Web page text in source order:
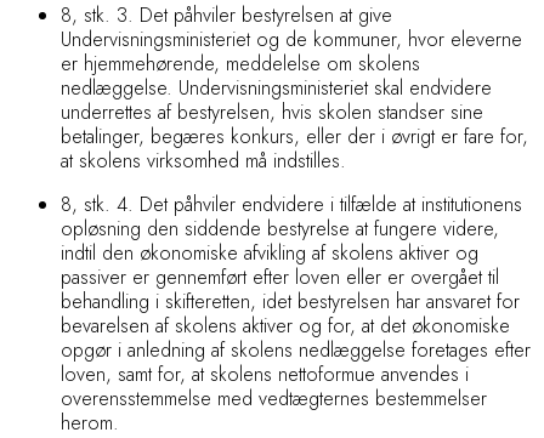
8, stk. 3. Det påhviler bestyrelsen at give
Undervisningsministeriet og de kommuner, hvor eleverne
er hjemmehørende, meddelelse om skolens
nedlæggelse. Undervisningsministeriet skal endvidere
underrettes af bestyrelsen, hvis skolen standser sine
betalinger, begæres konkurs, eller der i øvrigt er fare for,
at skolens virksomhed må indstilles.
8, stk. 4. Det påhviler endvidere i tilfælde at institutionens
opløsning den siddende bestyrelse at fungere videre,
indtil den økonomiske afvikling af skolens aktiver og
passiver er gennemført efter loven eller er overgået til
behandling i skifteretten, idet bestyrelsen har ansvaret for
bevarelsen af skolens aktiver og for, at det økonomiske
opgør i anledning af skolens nedlæggelse foretages efter
loven, samt for, at skolens nettoformue anvendes i
overensstemmelse med vedtægternes bestemmelser
herom.